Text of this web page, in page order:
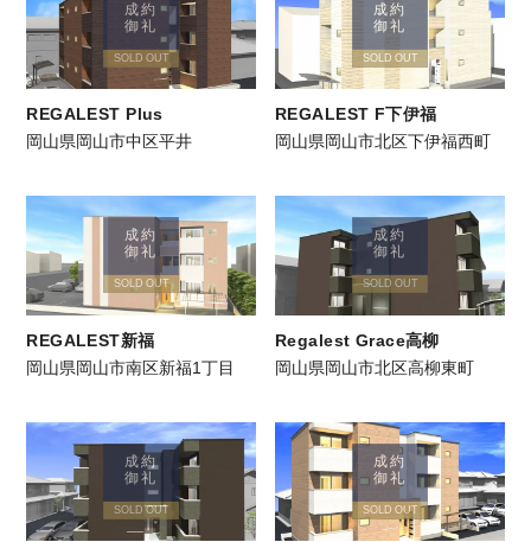
成約
御礼
SOLD OUT
REGALEST Plus
岡山県岡山市中区平井
成約
御礼
SOLD OUT
REGALEST F下伊福
岡山県岡山市北区下伊福西町
成約
御礼
SOLD OUT
REGALEST新福
岡山県岡山市南区新福1丁目
成約
御礼
SOLD OUT
Regalest Grace高柳
岡山県岡山市北区高柳東町
成約
御礼
SOLD OUT
成約
御礼
SOLD OUT